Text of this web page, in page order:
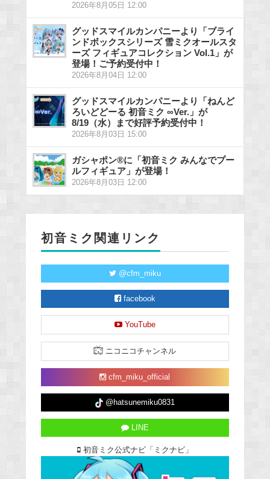
2026年8月05日 12:00
グッドスマイルカンパニーより「ブライ
ンドボックスシリーズ 雪ミクオールスタ
ーズ フィギュアコレクション Vol.1」が
登場！ご予約受付中！
2026年8月04日 12:00
グッドスマイルカンパニーより「ねんど
ろいどどーる 初音ミク ∞Ver.」が
8/19（水）まで好評予約受付中！
2026年8月03日 15:00
ガシャポン®に「初音ミク みんなでプー
ルフィギュア」が登場！
2026年8月03日 12:00
初音ミク関連リンク
@cfm_miku
facebook
YouTube
ニコニコチャンネル
cfm_miku_official
@hatsunemiku0831
LINE
初音ミク公式ナビ「ミクナビ」